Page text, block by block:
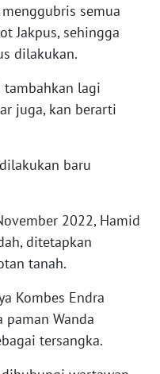
semua
Jakpus, sehingga
dilakukan.
tambahkan lagi
juga, kan berarti
baru
2022, Hamid
ditetapkan
tanah.
Kombes Endra
Wanda
tersangka.